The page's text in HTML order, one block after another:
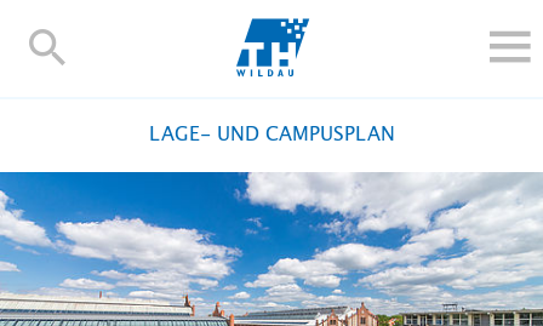
TH-
FORSCHUNG UND TRANSFER
ALUMNI
HOCHSCHULE
INTERNATIONAL
LAGE- UND CAMPUSPLAN